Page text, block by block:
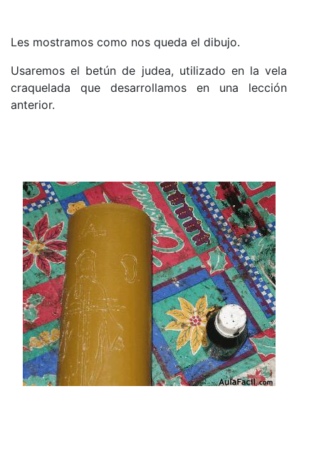
Les mostramos como nos queda el dibujo.
Usaremos el betún de judea, utilizado en la vela
craquelada que desarrollamos en una lección
anterior.